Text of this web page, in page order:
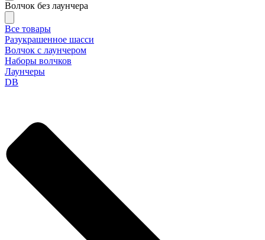
Волчок без лаунчера
Все товары
Разукрашенное шасси
Волчок с лаунчером
Наборы волчков
Лаунчеры
DB